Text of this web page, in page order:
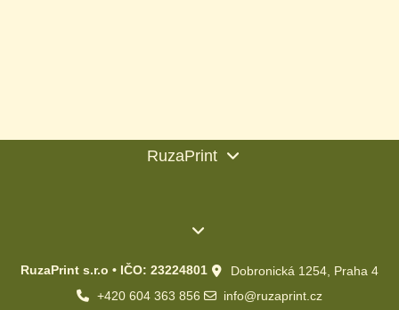
RuzaPrint
RuzaPrint s.r.o • IČO: 23224801
Dobronická 1254, Praha 4
+420 604 363 856
info@ruzaprint.cz